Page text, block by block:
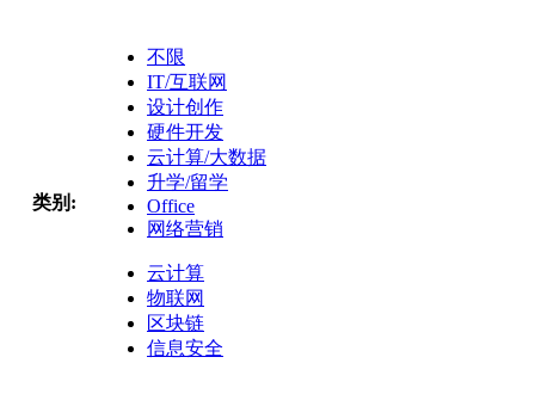
类别:
不限
IT/互联网
设计创作
硬件开发
云计算/大数据
升学/留学
Office
网络营销
云计算
物联网
区块链
信息安全